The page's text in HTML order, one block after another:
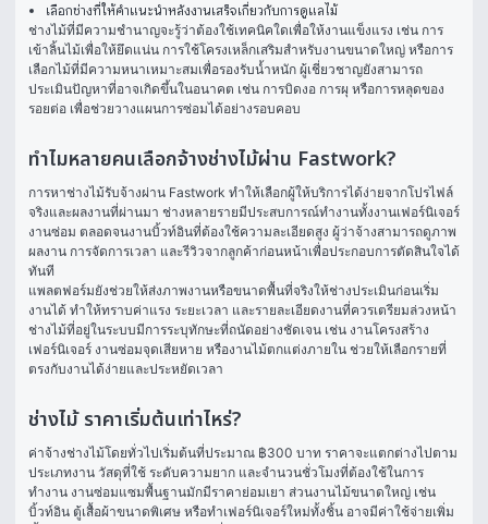
เลือกช่างที่ให้คำแนะนำหลังงานเสร็จเกี่ยวกับการดูแลไม้
ช่างไม้ที่มีความชำนาญจะรู้ว่าต้องใช้เทคนิคใดเพื่อให้งานแข็งแรง เช่น การ
เข้าลิ้นไม้เพื่อให้ยึดแน่น การใช้โครงเหล็กเสริมสำหรับงานขนาดใหญ่ หรือการ
เลือกไม้ที่มีความหนาเหมาะสมเพื่อรองรับน้ำหนัก ผู้เชี่ยวชาญยังสามารถ
ประเมินปัญหาที่อาจเกิดขึ้นในอนาคต เช่น การบิดงอ การผุ หรือการหลุดของ
รอยต่อ เพื่อช่วยวางแผนการซ่อมได้อย่างรอบคอบ
ทำไมหลายคนเลือกจ้างช่างไม้ผ่าน Fastwork?
การหาช่างไม้รับจ้างผ่าน Fastwork ทำให้เลือกผู้ให้บริการได้ง่ายจากโปรไฟล์
จริงและผลงานที่ผ่านมา ช่างหลายรายมีประสบการณ์ทำงานทั้งงานเฟอร์นิเจอร์
งานซ่อม ตลอดจนงานบิ้วท์อินที่ต้องใช้ความละเอียดสูง ผู้ว่าจ้างสามารถดูภาพ
ผลงาน การจัดการเวลา และรีวิวจากลูกค้าก่อนหน้าเพื่อประกอบการตัดสินใจได้
ทันที
แพลตฟอร์มยังช่วยให้ส่งภาพงานหรือขนาดพื้นที่จริงให้ช่างประเมินก่อนเริ่ม
งานได้ ทำให้ทราบค่าแรง ระยะเวลา และรายละเอียดงานที่ควรเตรียมล่วงหน้า
ช่างไม้ที่อยู่ในระบบมีการระบุทักษะที่ถนัดอย่างชัดเจน เช่น งานโครงสร้าง
เฟอร์นิเจอร์ งานซ่อมจุดเสียหาย หรืองานไม้ตกแต่งภายใน ช่วยให้เลือกรายที่
ตรงกับงานได้ง่ายและประหยัดเวลา
ช่างไม้ ราคาเริ่มต้นเท่าไหร่?
ค่าจ้างช่างไม้โดยทั่วไปเริ่มต้นที่ประมาณ ฿300 บาท ราคาจะแตกต่างไปตาม
ประเภทงาน วัสดุที่ใช้ ระดับความยาก และจำนวนชั่วโมงที่ต้องใช้ในการ
ทำงาน งานซ่อมแซมพื้นฐานมักมีราคาย่อมเยา ส่วนงานไม้ขนาดใหญ่ เช่น
บิ้วท์อิน ตู้เสื้อผ้าขนาดพิเศษ หรือทำเฟอร์นิเจอร์ใหม่ทั้งชิ้น อาจมีค่าใช้จ่ายเพิ่ม